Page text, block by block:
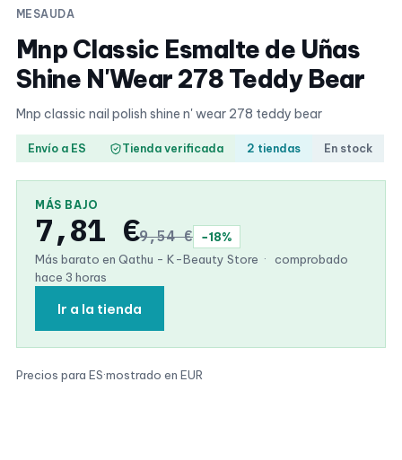
MESAUDA
Mnp Classic Esmalte de Uñas
Shine N'Wear 278 Teddy Bear
Mnp classic nail polish shine n' wear 278 teddy bear
Envío a ES Tienda verificada 2 tiendas En stock
MÁS BAJO
7,81 €9,54 €
−18%
Más barato en Qathu - K-Beauty Store ·
comprobado
hace 3 horas
Ir a la tienda
Precios para ES·mostrado en EUR